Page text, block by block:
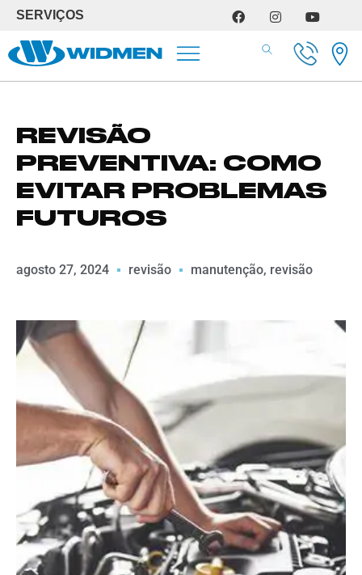
SERVIÇOS
REVISÃO
PREVENTIVA: COMO
EVITAR PROBLEMAS
FUTUROS
agosto 27, 2024 revisão manutenção, revisão